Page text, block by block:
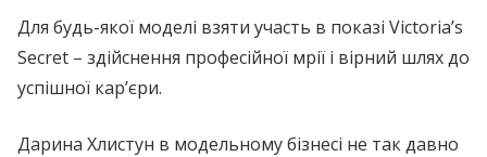
Для будь-якої моделі взяти участь в показі Victoria’s
Secret – здійснення професійної мрії і вірний шлях до
успішної кар’єри.
Дарина Хлистун в модельному бізнесі не так давно